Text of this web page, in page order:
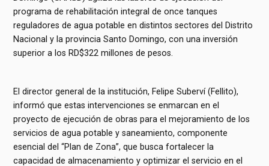
programa de rehabilitación integral de once tanques
reguladores de agua potable en distintos sectores del Distrito
Nacional y la provincia Santo Domingo, con una inversión
superior a los RD$322 millones de pesos.
El director general de la institución, Felipe Suberví (Fellito),
informó que estas intervenciones se enmarcan en el
proyecto de ejecución de obras para el mejoramiento de los
servicios de agua potable y saneamiento, componente
esencial del “Plan de Zona”, que busca fortalecer la
capacidad de almacenamiento y optimizar el servicio en el